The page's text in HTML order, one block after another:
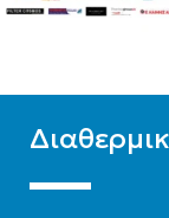
ΧΡΏΜΑ